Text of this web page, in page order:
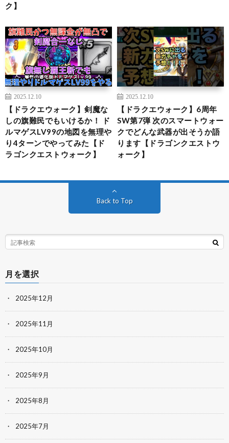
ク】
2025.12.10
【ドラクエウォーク】剣魔な
しの旗難民でもいけるか！ ド
ルマゲスLV99の地図を無理や
り4ターンでやってみた【ド
ラゴンクエストウォーク】
2025.12.10
【ドラクエウォーク】6周年
SW第7弾 次のスマートウォー
クでどんな武器が出そうか語
ります【ドラゴンクエストウ
ォーク】
Back to Top
月を選択
2025年12月
2025年11月
2025年10月
2025年9月
2025年8月
2025年7月